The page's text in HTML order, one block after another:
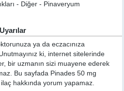
- Diğer - Pinaveryum
ya da eczacınıza
ki, internet sitelerinde
bir uzmanın sizi muayene ederek
Bu sayfada Pinades 50 mg
hakkında yorum yapamaz.